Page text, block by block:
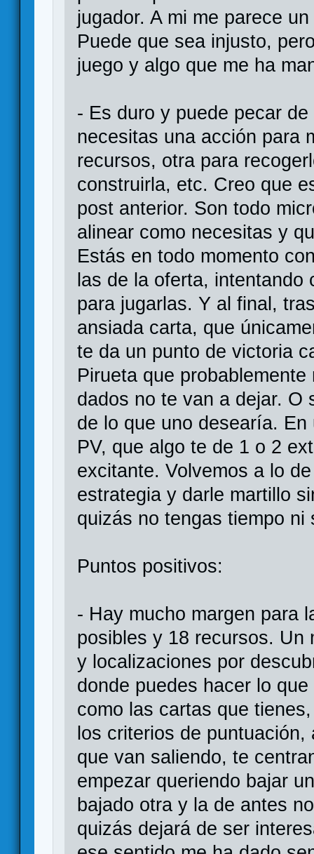
jugador. A mi me parece
Puede que sea injusto,
juego y algo que me ha
- Es duro y puede pecar
necesitas una acción para
recursos, otra para
construirla, etc. Creo que
post anterior. Son todo
alinear como necesitas y
Estás en todo momento
las de la oferta,
para jugarlas. Y al final,
ansiada carta, que
te da un punto de victoria
Pirueta que
dados no te van a dejar. O
de lo que uno desearía.
PV, que algo te de 1 o 2
excitante. Volvemos a lo
estrategia y darle martillo
quizás no tengas tiempo ni
Puntos positivos:
- Hay mucho margen para
posibles y 18 recursos. Un
y localizaciones por
donde puedes hacer lo
como las cartas que
los criterios de
que van saliendo, te
empezar queriendo bajar
bajado otra y la de antes
quizás dejará de ser